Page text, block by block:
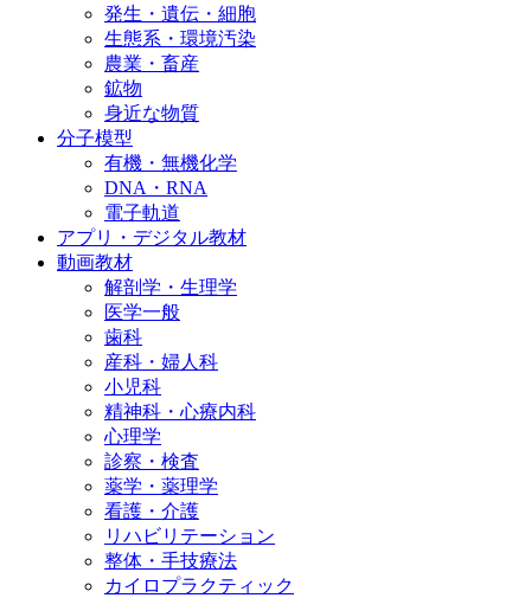
発生・遺伝・細胞
生態系・環境汚染
農業・畜産
鉱物
身近な物質
分子模型
有機・無機化学
DNA・RNA
電子軌道
アプリ・デジタル教材
動画教材
解剖学・生理学
医学一般
歯科
産科・婦人科
小児科
精神科・心療内科
心理学
診察・検査
薬学・薬理学
看護・介護
リハビリテーション
整体・手技療法
カイロプラクティック